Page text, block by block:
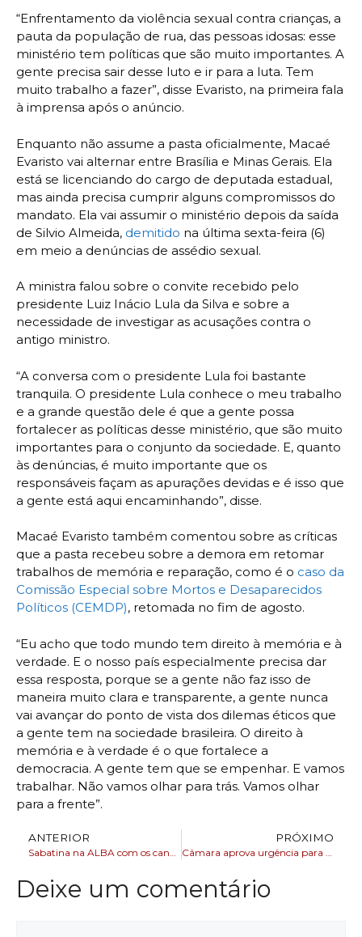
“Enfrentamento da violência sexual contra crianças, a
pauta da população de rua, das pessoas idosas: esse
ministério tem políticas que são muito importantes. A
gente precisa sair desse luto e ir para a luta. Tem
muito trabalho a fazer”, disse Evaristo, na primeira fala
à imprensa após o anúncio.
Enquanto não assume a pasta oficialmente, Macaé
Evaristo vai alternar entre Brasília e Minas Gerais. Ela
está se licenciando do cargo de deputada estadual,
mas ainda precisa cumprir alguns compromissos do
mandato. Ela vai assumir o ministério depois da saída
de Silvio Almeida, demitido na última sexta-feira (6)
em meio a denúncias de assédio sexual.
A ministra falou sobre o convite recebido pelo
presidente Luiz Inácio Lula da Silva e sobre a
necessidade de investigar as acusações contra o
antigo ministro.
“A conversa com o presidente Lula foi bastante
tranquila. O presidente Lula conhece o meu trabalho
e a grande questão dele é que a gente possa
fortalecer as políticas desse ministério, que são muito
importantes para o conjunto da sociedade. E, quanto
às denúncias, é muito importante que os
responsáveis façam as apurações devidas e é isso que
a gente está aqui encaminhando”, disse.
Macaé Evaristo também comentou sobre as críticas
que a pasta recebeu sobre a demora em retomar
trabalhos de memória e reparação, como é o caso da
Comissão Especial sobre Mortos e Desaparecidos
Políticos (CEMDP), retomada no fim de agosto.
“Eu acho que todo mundo tem direito à memória e à
verdade. E o nosso país especialmente precisa dar
essa resposta, porque se a gente não faz isso de
maneira muito clara e transparente, a gente nunca
vai avançar do ponto de vista dos dilemas éticos que
a gente tem na sociedade brasileira. O direito à
memória e à verdade é o que fortalece a
democracia. A gente tem que se empenhar. E vamos
trabalhar. Não vamos olhar para trás. Vamos olhar
para a frente”.
ANTERIOR PRÓXIMO
Deixe um comentário